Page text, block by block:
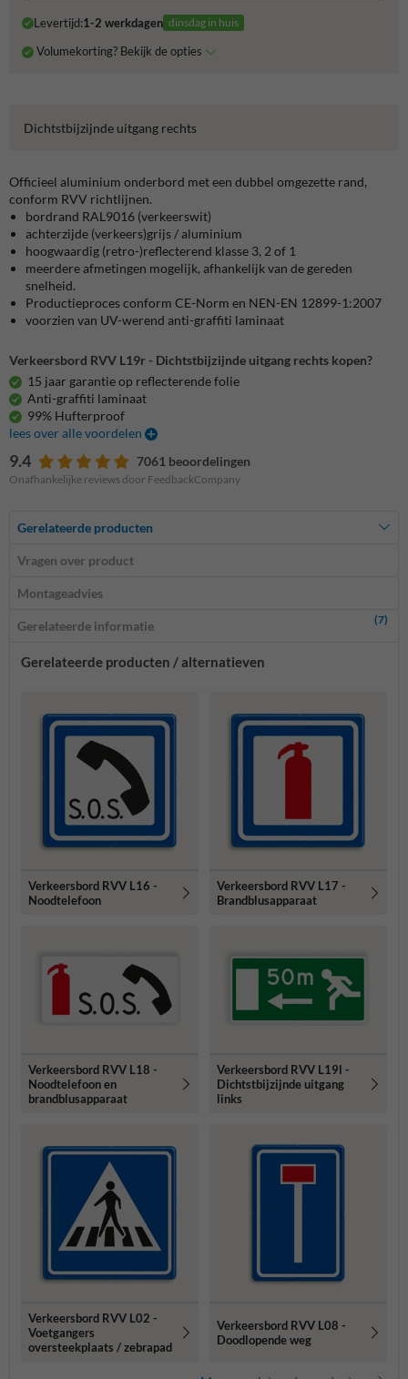
Levertijd:1-2 werkdagen dinsdag in huis
Volumekorting? Bekijk de opties
Dichtstbijzijnde uitgang rechts
Officieel aluminium onderbord met een dubbel omgezette rand,
conform RVV richtlijnen.
bordrand RAL9016 (verkeerswit)
achterzijde (verkeers)grijs / aluminium
hoogwaardig (retro-)reflecterend klasse 3, 2 of 1
meerdere afmetingen mogelijk, afhankelijk van de gereden
snelheid.
Productieproces conform CE-Norm en NEN-EN 12899-1:2007
voorzien van UV-werend anti-graffiti laminaat
Verkeersbord RVV L19r - Dichtstbijzijnde uitgang rechts kopen?
15 jaar garantie op reflecterende folie
Anti-graffiti laminaat
99% Hufterproof
lees over alle voordelen
9.4 7061 beoordelingen
Onafhankelijke reviews door FeedbackCompany
Gerelateerde producten
Vragen over product
Montageadvies
Gerelateerde informatie (7)
Gerelateerde producten / alternatieven
Verkeersbord RVV L16 -
Noodtelefoon
Verkeersbord RVV L17 -
Brandblusapparaat
Verkeersbord RVV L18 -
Noodtelefoon en
brandblusapparaat
Verkeersbord RVV L19l -
Dichtstbijzijnde uitgang
links
Verkeersbord RVV L02 -
Voetgangers
oversteekplaats / zebrapad
Verkeersbord RVV L08 -
Doodlopende weg